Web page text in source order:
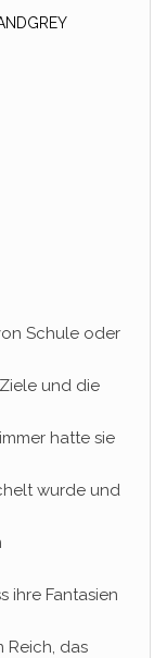
Schule oder
und die
hatte sie
wurde und
ihre Fantasien
Reich, das